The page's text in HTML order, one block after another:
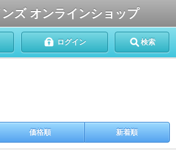
ズ オンラインショップ
ログイン 検索
価格順 新着順